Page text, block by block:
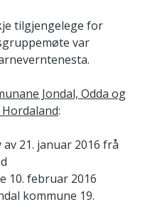
tilgjengelege for
var
Jondal, Odda og
:
21. januar 2016 frå
10. februar 2016
kommune 19.